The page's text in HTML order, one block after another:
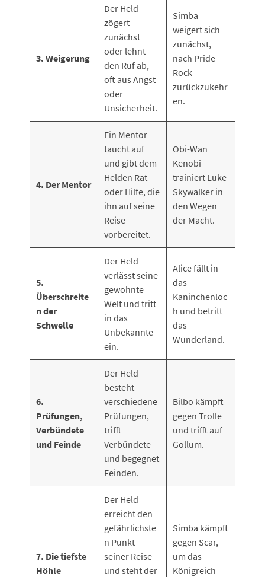
3. Weigerung
Der Held
zögert
zunächst
oder lehnt
den Ruf ab,
oft aus Angst
oder
Unsicherheit.
Simba
weigert sich
zunächst,
nach Pride
Rock
zurückzukehr
en.
4. Der Mentor
Ein Mentor
taucht auf
und gibt dem
Helden Rat
oder Hilfe, die
ihn auf seine
Reise
vorbereitet.
Obi-Wan
Kenobi
trainiert Luke
Skywalker in
den Wegen
der Macht.
5.
Überschreite
n der
Schwelle
Der Held
verlässt seine
gewohnte
Welt und tritt
in das
Unbekannte
ein.
Alice fällt in
das
Kaninchenloc
h und betritt
das
Wunderland.
6.
Prüfungen,
Verbündete
und Feinde
Der Held
besteht
verschiedene
Prüfungen,
trifft
Verbündete
und begegnet
Feinden.
Bilbo kämpft
gegen Trolle
und trifft auf
Gollum.
7. Die tiefste
Höhle
Der Held
erreicht den
gefährlichste
n Punkt
seiner Reise
und steht der
Simba kämpft
gegen Scar,
um das
Königreich